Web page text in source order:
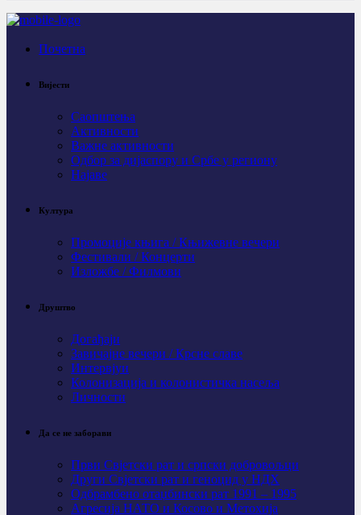
Почетна
Вијести
Саопштења
Активности
Важне активности
Одбор за дијаспору и Србе у региону
Најаве
Култура
Промоције књига / Књижевне вечери
Фестивали / Концерти
Изложбе / Филмови
Друштво
Догађаји
Завичајне вечери / Крсне славе
Интервјуи
Колонизација и колонистичка насеља
Личности
Да се не заборави
Први Свјeтски рат и српски добровољци
Други Свјетски рат и геноцид у НДХ
Одбрамбено отаџбински рат 1991 – 1995
Агресија НАТО и Косово и Метохија